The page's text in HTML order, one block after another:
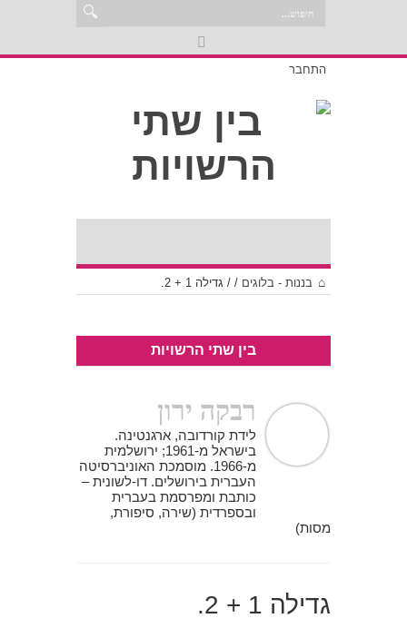
התחבר
בננות - בלוגים /
/ גדילה 1 + 2.
בין שתי הרשויות
רבקה ירון
לידת קורדובה, ארגנטינה.
בישראל מ-1961; ירושלמית
מ-1966. מוסמכת האוניברסיטה
העברית בירושלים. דו-לשונית –
כותבת ומפרסמת בעברית
ובספרדית (שירה, סיפורת,
מסות)
גדילה 1 + 2.